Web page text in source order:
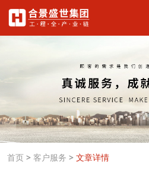
首页 > 客户服务 > 文章详情